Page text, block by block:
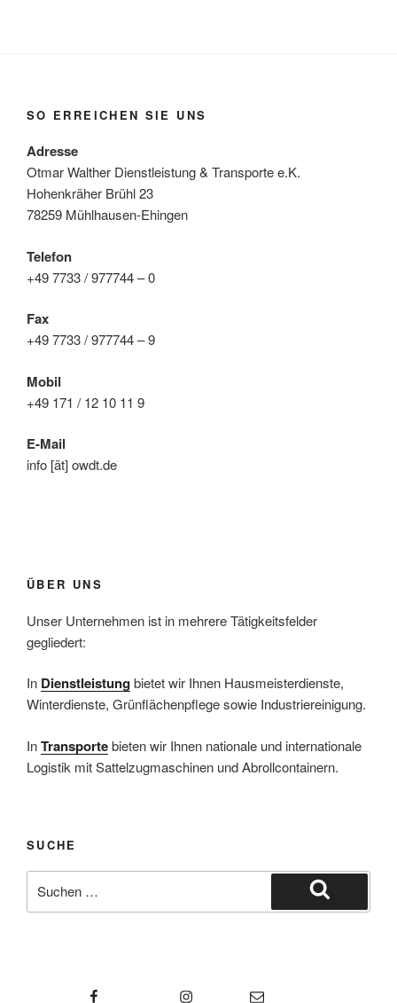
SO ERREICHEN SIE UNS
Adresse
Otmar Walther Dienstleistung & Transporte e.K.
Hohenkräher Brühl 23
78259 Mühlhausen-Ehingen
Telefon
+49 7733 / 977744 – 0
Fax
+49 7733 / 977744 – 9
Mobil
+49 171 / 12 10 11 9
E-Mail
info [ät] owdt.de
ÜBER UNS
Unser Unternehmen ist in mehrere Tätigkeitsfelder
gegliedert:
In Dienstleistungbietet wir Ihnen Hausmeisterdienste,
Winterdienste, Grünflächenpflege sowie Industriereinigung.
InTransportebieten wir Ihnen nationale und internationale
Logistik mit Sattelzugmaschinen und Abrollcontainern.
SUCHE
nach:
Suchen
E-Mail